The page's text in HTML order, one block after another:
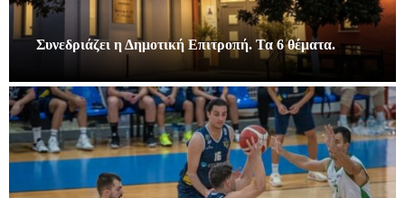
Συνεδριάζει η Δημοτική Επιτροπή. Τα 6 θέματα.